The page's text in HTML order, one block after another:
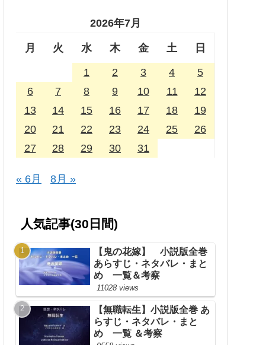
2026年7月
月 火 水 木 金 土 日
1 2 3 4
5
6
7 8 9 10 11
12
13
14 15 16 17 18
19
20
21 22 23 24 25
26
27
28 29 30 31
« 6月 8月 »
人気記事(30日間)
【鬼の花嫁】 小説版全巻
あらすじ・ネタバレ・まと
め 一覧＆考察
11028 views
【無職転生】小説版全巻 あ
らすじ・ネタバレ・まと
め 一覧 ＆考察